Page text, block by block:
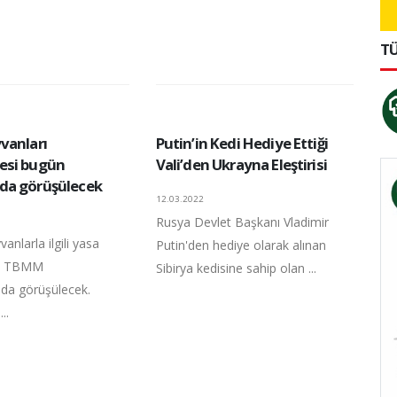
bugün
görüşülecek
ilgili yasa
TBMM
görüşülecek.
Putin’in Kedi Hediye Ettiği
Vali’den Ukrayna Eleştirisi
12.03.2022
Rusya Devlet Başkanı Vladimir
Putin'den hediye olarak alınan
Sibirya kedisine sahip olan ...